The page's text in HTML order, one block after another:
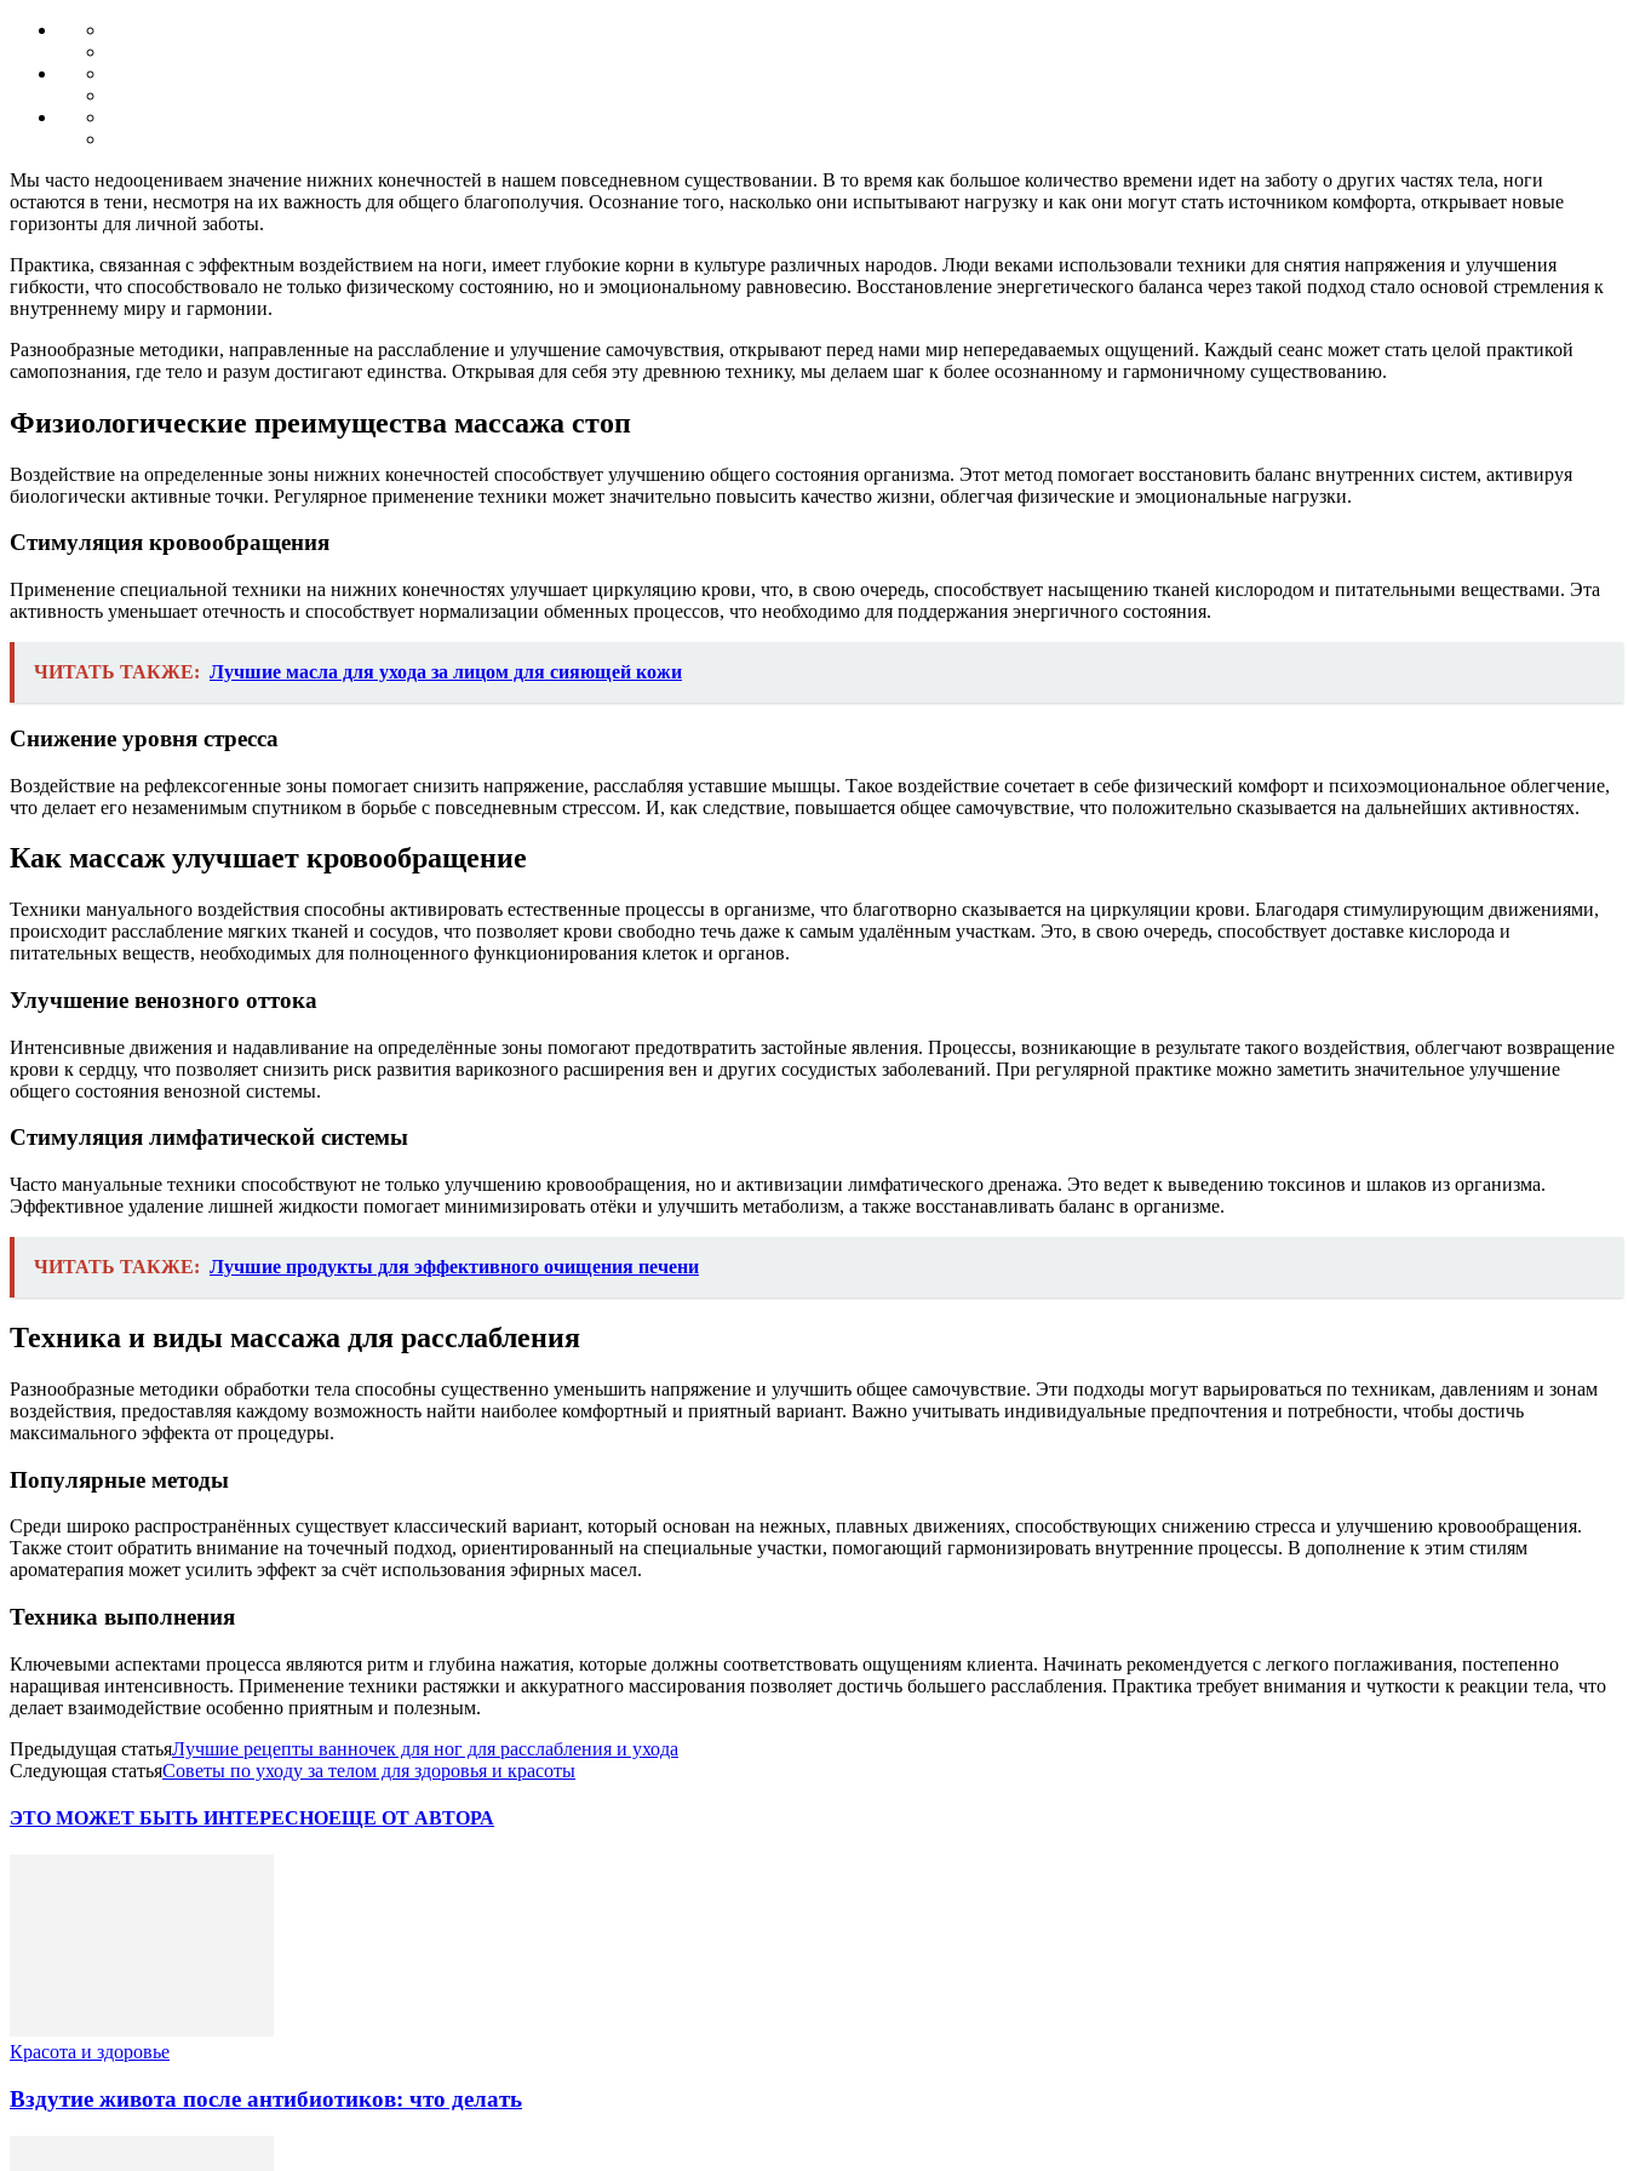
Мы часто недооцениваем значение нижних конечностей в нашем повседневном существовании. В то время как большое количество времени идет на заботу о других частях тела, ноги
остаются в тени, несмотря на их важность для общего благополучия. Осознание того, насколько они испытывают нагрузку и как они могут стать источником комфорта, открывает новые
горизонты для личной заботы.
Практика, связанная с эффектным воздействием на ноги, имеет глубокие корни в культуре различных народов. Люди веками использовали техники для снятия напряжения и улучшения
гибкости, что способствовало не только физическому состоянию, но и эмоциональному равновесию. Восстановление энергетического баланса через такой подход стало основой стремления к
внутреннему миру и гармонии.
Разнообразные методики, направленные на расслабление и улучшение самочувствия, открывают перед нами мир непередаваемых ощущений. Каждый сеанс может стать целой практикой
самопознания, где тело и разум достигают единства. Открывая для себя эту древнюю технику, мы делаем шаг к более осознанному и гармоничному существованию.
Физиологические преимущества массажа стоп
Воздействие на определенные зоны нижних конечностей способствует улучшению общего состояния организма. Этот метод помогает восстановить баланс внутренних систем, активируя
биологически активные точки. Регулярное применение техники может значительно повысить качество жизни, облегчая физические и эмоциональные нагрузки.
Стимуляция кровообращения
Применение специальной техники на нижних конечностях улучшает циркуляцию крови, что, в свою очередь, способствует насыщению тканей кислородом и питательными веществами. Эта
активность уменьшает отечность и способствует нормализации обменных процессов, что необходимо для поддержания энергичного состояния.
ЧИТАТЬ ТАКЖЕ: Лучшие масла для ухода за лицом для сияющей кожи
Снижение уровня стресса
Воздействие на рефлексогенные зоны помогает снизить напряжение, расслабляя уставшие мышцы. Такое воздействие сочетает в себе физический комфорт и психоэмоциональное облегчение,
что делает его незаменимым спутником в борьбе с повседневным стрессом. И, как следствие, повышается общее самочувствие, что положительно сказывается на дальнейших активностях.
Как массаж улучшает кровообращение
Техники мануального воздействия способны активировать естественные процессы в организме, что благотворно сказывается на циркуляции крови. Благодаря стимулирующим движениями,
происходит расслабление мягких тканей и сосудов, что позволяет крови свободно течь даже к самым удалённым участкам. Это, в свою очередь, способствует доставке кислорода и
питательных веществ, необходимых для полноценного функционирования клеток и органов.
Улучшение венозного оттока
Интенсивные движения и надавливание на определённые зоны помогают предотвратить застойные явления. Процессы, возникающие в результате такого воздействия, облегчают возвращение
крови к сердцу, что позволяет снизить риск развития варикозного расширения вен и других сосудистых заболеваний. При регулярной практике можно заметить значительное улучшение
общего состояния венозной системы.
Стимуляция лимфатической системы
Часто мануальные техники способствуют не только улучшению кровообращения, но и активизации лимфатического дренажа. Это ведет к выведению токсинов и шлаков из организма.
Эффективное удаление лишней жидкости помогает минимизировать отёки и улучшить метаболизм, а также восстанавливать баланс в организме.
ЧИТАТЬ ТАКЖЕ: Лучшие продукты для эффективного очищения печени
Техника и виды массажа для расслабления
Разнообразные методики обработки тела способны существенно уменьшить напряжение и улучшить общее самочувствие. Эти подходы могут варьироваться по техникам, давлениям и зонам
воздействия, предоставляя каждому возможность найти наиболее комфортный и приятный вариант. Важно учитывать индивидуальные предпочтения и потребности, чтобы достичь
максимального эффекта от процедуры.
Популярные методы
Среди широко распространённых существует классический вариант, который основан на нежных, плавных движениях, способствующих снижению стресса и улучшению кровообращения.
Также стоит обратить внимание на точечный подход, ориентированный на специальные участки, помогающий гармонизировать внутренние процессы. В дополнение к этим стилям
ароматерапия может усилить эффект за счёт использования эфирных масел.
Техника выполнения
Ключевыми аспектами процесса являются ритм и глубина нажатия, которые должны соответствовать ощущениям клиента. Начинать рекомендуется с легкого поглаживания, постепенно
наращивая интенсивность. Применение техники растяжки и аккуратного массирования позволяет достичь большего расслабления. Практика требует внимания и чуткости к реакции тела, что
делает взаимодействие особенно приятным и полезным.
Предыдущая статьяЛучшие рецепты ванночек для ног для расслабления и ухода
Следующая статьяСоветы по уходу за телом для здоровья и красоты
ЭТО МОЖЕТ БЫТЬ ИНТЕРЕСНОЕЩЕ ОТ АВТОРА
Красота и здоровье
Вздутие живота после антибиотиков: что делать